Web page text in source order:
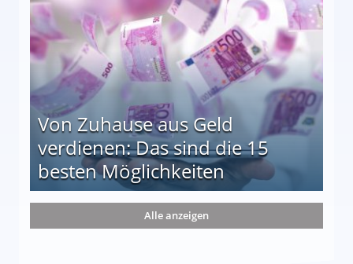
Von Zuhause aus Geld
verdienen: Das sind die 15
besten Möglichkeiten
die 15 besten Möglichkeiten
Alle anzeigen